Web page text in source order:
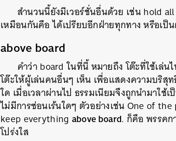
สำนวนนี้ยังมีเวอร์ชั่นอื่นด้วย เช่นhold
เหมือนกันคือ ได้เปรียบอีกฝ่ายทุกทาง หรือเป็
above board
คำว่า boardในที่นี้ หมายถึง โต๊ะที่ใช้เล่
โต๊ะให้ผู้เล่นคนอื่นๆ เห็น เพื่อแสดงความบริสุ
ใด เมื่อเวลาผ่านไป ธรรมเนียมจึงถูกนำมาใช้
ไม่มีการซ่อนเร้นใดๆ ตัวอย่างเช่นOne of
keep everything above board. ก็คือ พรรคก
โปร่งใส